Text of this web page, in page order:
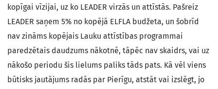
kopīgai vīzijai, uz ko LEADER virzās un attīstās. Pašreiz
LEADER saņem 5% no kopējā ELFLA budžeta, un šobrīd
nav zināms kopējais Lauku attīstības programmai
paredzētais daudzums nākotnē, tāpēc nav skaidrs, vai uz
nākošo periodu šis lielums paliks tāds pats. Kā vēl viens
būtisks jautājums radās par Pierīgu, atstāt vai izslēgt, jo